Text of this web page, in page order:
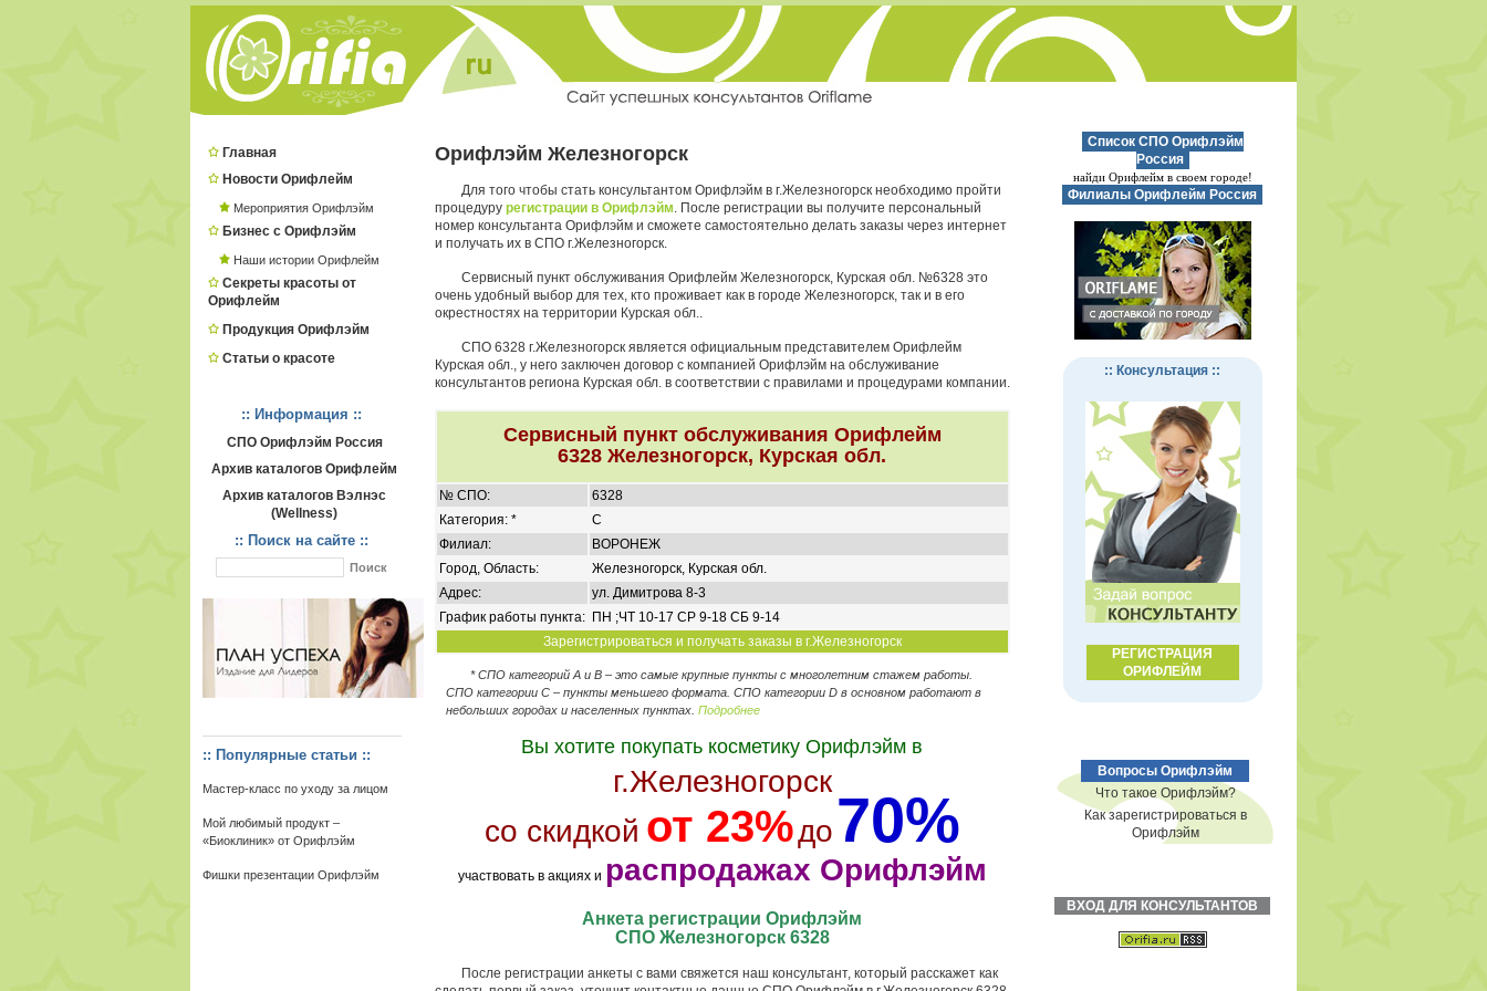
Главная
Новости Орифлейм
Мероприятия Орифлэйм
Бизнес с Орифлэйм
Наши истории Орифлейм
Секреты красоты от
Орифлейм
Продукция Орифлэйм
Статьи о красоте
:: Информация ::
СПО Орифлэйм Россия
Архив каталогов Орифлейм
Архив каталогов Вэлнэс
(Wellness)
:: Поиск на сайте ::
:: Популярные статьи ::
Мастер-класс по уходу за лицом
Мой любимый продукт –
«Биоклиник» от Орифлэйм
Фишки презентации Орифлэйм
Орифлэйм Железногорск
Для того чтобы стать консультантом Орифлэйм в г.Железногорск необходимо пройти
процедуру регистрации в Орифлэйм. После регистрации вы получите персональный
номер консультанта Орифлэйм и сможете самостоятельно делать заказы через интернет
и получать их в СПО г.Железногорск.
Сервисный пункт обслуживания Орифлейм Железногорск, Курская обл. №6328 это
очень удобный выбор для тех, кто проживает как в городе Железногорск, так и в его
окрестностях на территории Курская обл..
СПО 6328 г.Железногорск является официальным представителем Орифлейм
Курская обл., у него заключен договор с компанией Орифлэйм на обслуживание
консультантов региона Курская обл. в соответствии с правилами и процедурами компании.
Сервисный пункт обслуживания Орифлейм
6328 Железногорск, Курская обл.
№ СПО:
6328
Категория: *
C
Филиал:
ВОРОНЕЖ
Город, Область:
Железногорск, Курская обл.
Адрес:
ул. Димитрова 8-3
График работы пункта: ПН ;ЧТ 10-17 СР 9-18 СБ 9-14
Зарегистрироваться и получать заказы в г.Железногорск
* СПО категорий А и В – это самые крупные пункты с многолетним стажем работы.
СПО категории C – пункты меньшего формата. СПО категории D в основном работают в
небольших городах и населенных пунктах. Подробнее
Вы хотите покупать косметику Орифлэйм в
г.Железногорск
со скидкой от 23%до70%
участвовать в акциях и распродажах Орифлэйм
Анкета регистрации Орифлэйм
СПО Железногорск 6328
После регистрации анкеты с вами свяжется наш консультант, который расскажет как
Список СПО Орифлэйм
Россия
найди Орифлейм в своем городе!
Филиалы Орифлейм Россия
:: Консультация ::
РЕГИСТРАЦИЯ
ОРИФЛЕЙМ
Вопросы Орифлэйм
Что такое Орифлэйм?
Как зарегистрироваться в
Орифлэйм
ВХОД ДЛЯ КОНСУЛЬТАНТОВ